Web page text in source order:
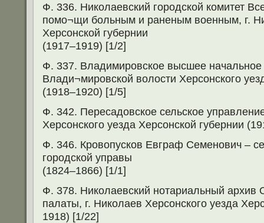
Ф. 336. Николаевский городской комитет
помо¬щи больным и раненым военным, г.
Херсонской губернии
(1917–1919) [1/2]
Ф. 337. Владимировское высшее
Влади¬мировской волости Херсонского
(1918–1920) [1/5]
Ф. 342. Пересадовское сельское
Херсонского уезда Херсонской губернии
Ф. 346. Кровопусков Евграф Семенович –
городской управы
(1824–1866) [1/1]
Ф. 378. Николаевский нотариальный архив
палаты, г. Николаев Херсонского уезда
1918) [1/22]